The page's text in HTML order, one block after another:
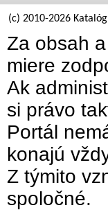
(c) 2010-2026
Za obsah
miere
Ak
si právo
Portál
konajú
Z týmito
spoločné.